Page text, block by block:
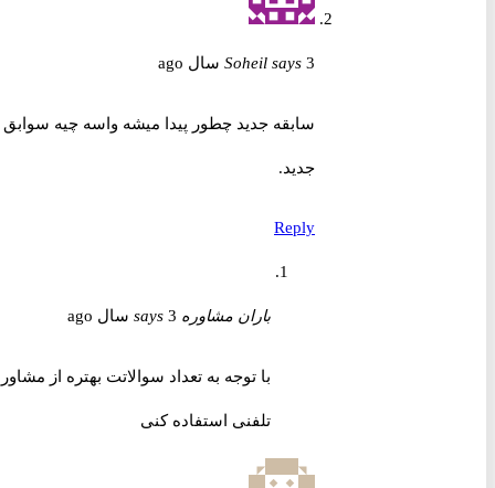
Soheil says
سابقه جدید چطور پیدا میشه واسه چیه سوابق
جدید.
Reply
باران مشاوره says 3 سال ago
با توجه به تعداد سوالاتت بهتره از مشاوره
تلفنی استفاده کنی